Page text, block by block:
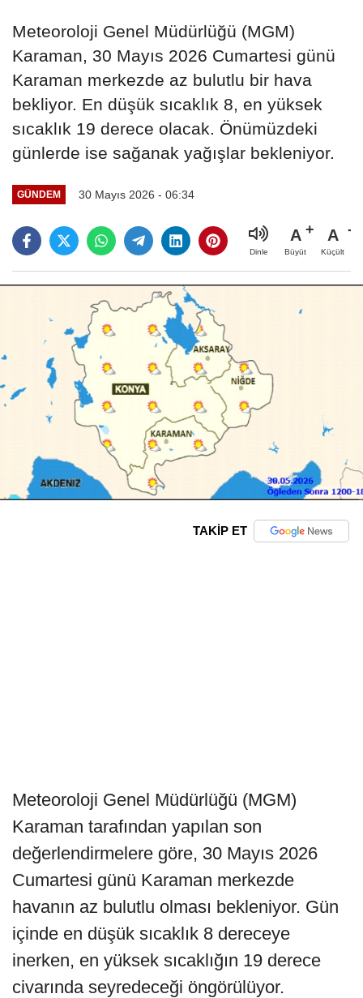
Meteoroloji Genel Müdürlüğü (MGM)
Karaman, 30 Mayıs 2026 Cumartesi günü
Karaman merkezde az bulutlu bir hava
bekliyor. En düşük sıcaklık 8, en yüksek
sıcaklık 19 derece olacak. Önümüzdeki
günlerde ise sağanak yağışlar bekleniyor.
GÜNDEM 30 Mayıs 2026 - 06:34
Dinle
A
Büyüt
A
Küçült
TAKİP ET
Meteoroloji Genel Müdürlüğü (MGM)
Karaman tarafından yapılan son
değerlendirmelere göre, 30 Mayıs 2026
Cumartesi günü Karaman merkezde
havanın az bulutlu olması bekleniyor. Gün
içinde en düşük sıcaklık 8 dereceye
inerken, en yüksek sıcaklığın 19 derece
civarında seyredeceği öngörülüyor.